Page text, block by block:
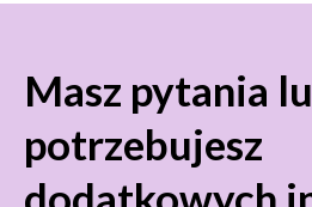
Masz pytania
potrzebujesz